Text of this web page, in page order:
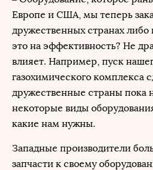
Европе и США, мы теперь
дружественных странах либо
это на эффективность? Не
влияет. Например, пуск
газохимического комплекса
дружественные страны пока
некоторые виды
какие нам нужны.
Западные производители
запчасти к своему